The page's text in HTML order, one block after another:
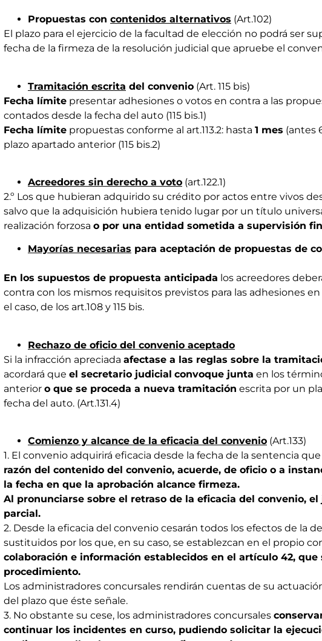
Propuestas con contenidos alternativos (Art.102)
El plazo para el ejercicio de la facultad de elección no podrá ser
fecha de la firmeza de la resolución judicial que apruebe el
Tramitación escrita del convenio (Art. 115 bis)
Fecha límite presentar adhesiones o votos en contra a las
contados desde la fecha del auto (115 bis.1)
Fecha límite propuestas conforme al art.113.2: hasta 1 mes (antes
plazo apartado anterior (115 bis.2)
Acreedores sin derecho a voto (art.122.1)
2.º Los que hubieran adquirido su crédito por actos entre vivos
salvo que la adquisición hubiera tenido lugar por un título
realización forzosa o por una entidad sometida a supervisión
Mayorías necesarias para aceptación de propuestas de
En los supuestos de propuesta anticipada los acreedores
contra con los mismos requisitos previstos para las adhesiones en
el caso, de los art.108 y 115 bis.
Rechazo de oficio del convenio aceptado
Si la infracción apreciada afectase a las reglas sobre la
acordará que el secretario judicial convoque junta en los
anterior o que se proceda a nueva tramitación escrita por un
fecha del auto. (Art.131.4)
Comienzo y alcance de la eficacia del convenio (Art.133)
1. El convenio adquirirá eficacia desde la fecha de la sentencia
razón del contenido del convenio, acuerde, de oficio o a
la fecha en que la aprobación alcance firmeza.
Al pronunciarse sobre el retraso de la eficacia del convenio,
parcial.
2. Desde la eficacia del convenio cesarán todos los efectos de la
sustituidos por los que, en su caso, se establezcan en el propio
colaboración e información establecidos en el artículo 42,
procedimiento.
Los administradores concursales rendirán cuentas de su
del plazo que éste señale.
3. No obstante su cese, los administradores concursales
continuar los incidentes en curso, pudiendo solicitar la